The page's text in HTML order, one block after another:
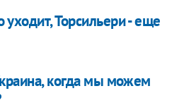
Торсильери - еще
когда мы можем